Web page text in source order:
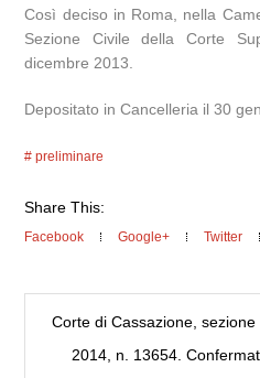
Così deciso in Roma, nella
Sezione Civile della Corte
dicembre 2013.
Depositato in Cancelleria il 30
preliminare
Share This:
Facebook Google+ Twitter
Corte di Cassazione,
2014, n. 13654.